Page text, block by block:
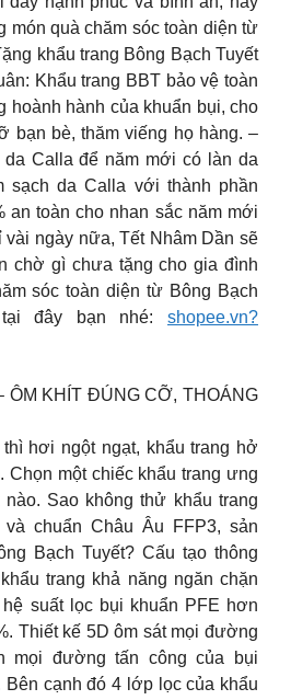
món quà chăm sóc toàn diện từ
khẩu trang Bông Bạch Tuyết
Khẩu trang BBT bảo vệ toàn
hoành hành của khuẩn bụi, cho
bạn bè, thăm viếng họ hàng. –
Calla để năm mới có làn da
sạch da Calla với thành phần
an toàn cho nhan sắc năm mới
vài ngày nữa, Tết Nhâm Dần sẽ
chờ gì chưa tặng cho gia đình
sóc toàn diện từ Bông Bạch
tại đây bạn nhé: shopee.vn?
ÔM KHÍT ĐÚNG CỠ, THOÁNG
hơi ngột ngạt, khẩu trang hở
Chọn một chiếc khẩu trang ưng
Sao không thử khẩu trang
chuẩn Châu Âu FFP3, sản
Bạch Tuyết? Cấu tạo thông
trang khả năng ngăn chặn
suất lọc bụi khuẩn PFE hơn
Thiết kế 5D ôm sát mọi đường
mọi đường tấn công của bụi
Bên cạnh đó 4 lớp lọc của khẩu